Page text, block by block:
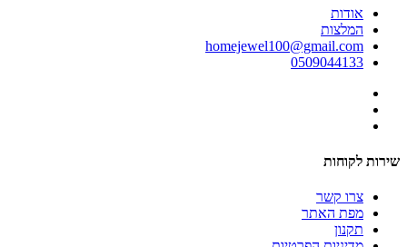
אודות
המלצות
homejewel100@gmail.com
0509044133
שירות לקוחות
צרו קשר
מפת האתר
תקנון